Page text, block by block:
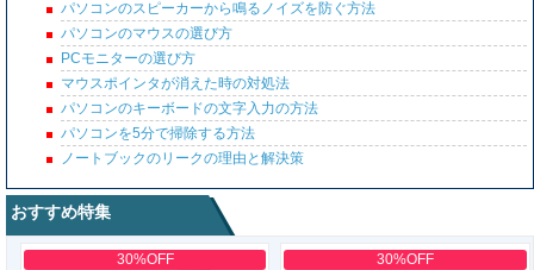
パソコンのスピーカーから鳴るノイズを防ぐ方法
パソコンのマウスの選び方
PCモニターの選び方
マウスポインタが消えた時の対処法
パソコンのキーボードの文字入力の方法
パソコンを5分で掃除する方法
ノートブックのリークの理由と解決策
おすすめ特集
30%OFF 30%OFF